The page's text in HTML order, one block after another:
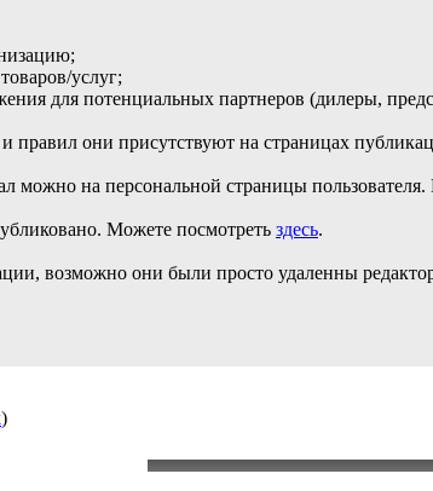
услуг;
для потенциальных партнеров (дилеры,
правил они присутствуют на страницах
можно на персональной страницы
Можете посмотреть здесь.
возможно они были просто удаленны
)